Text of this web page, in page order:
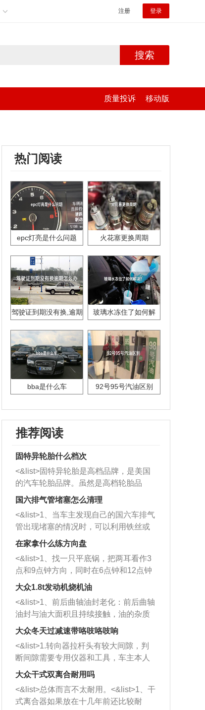
注册 登录
搜索
质量投诉 移动版
热门阅读
epc灯亮是什么问题 火花塞更换周期
驾驶证到期没有换,逾期
玻璃水冻住了如何解
bba是什么车 92号95号汽油区别
推荐阅读
固特异轮胎什么档次
<&list>固特异轮胎是高档品牌，是美国
的汽车轮胎品牌。虽然是高档轮胎品
牌，但是中高低端的轮胎都有生产，这
也是为了更好的开拓市场。
国六排气管堵塞怎么清理
<&list>1、当车主发现自己的国六车排气
管出现堵塞的情况时，可以利用铁丝或
者是细棍，直接将杂物给取出来，如果
堵塞情况比较严重，也可以采取应急措
施。 <&list>2、直接利用木棍将所有的
杂物推到排气管里面的位置处，然后将
三元催化器拆解开，就可以将堵塞的东
西取出来。但如果是因为积碳过多引起
的堵塞，就需要将三元催化器泡在草酸
洗剂对堵塞的情况得到解决，将清洗剂
放在燃油箱中，与燃油混合后，车辆启
动时，就可以和汽油一起进入到燃烧
室，最后形成废气排出，就可以让三元
催化器得到清洗，排气管堵塞的情况就
能够得到解决。
在家拿什么练方向盘
<&list>1、找一只平底锅，把两耳看作3
点和9点钟方向，同时在6点钟和12点钟
方向做一个标记。 <&list>2、双手握住
一圈半的练习，往右同样也要打相同的
圈数。 <&list>3、最后强调要反复练
习，这样就可以形成肌肉记忆，在真实
驾驶车辆时，不需要记忆也能打好方
向。
大众1.8t发动机烧机油
<&list>1、前后曲轴油封老化：前后曲轴
油封与油大面积且持续接触，油的杂质
和发动机内持续温度变化使其密封效果
逐渐减弱，导致渗油或漏油。<&list>2、
活塞间隙过大：积碳会使活塞环与缸体
的间隙扩大，导致机油流入燃烧室中，
造成烧机油。<&list>3、机油粘度。使用
机油粘度过小的话，同样会有烧机油现
象，机油粘度过小具有很好的流动性，
大众冬天过减速带咯吱咯吱响
<&list>1.转向器拉杆头有较大间隙，判
断间隙需要专用仪器和工具，车主本人
无法制作，需要将车辆送到修理厂或4s
店；<&list>2.车辆半轴套管防尘罩破
裂，破裂后会出现漏油现象，使半轴磨
损严重，磨损的半轴容易损坏，产生异
大众干式双离合耐用吗
<&list>总体而言不太耐用。<&list>1、干
式离合器如果放在十几年前还比较耐